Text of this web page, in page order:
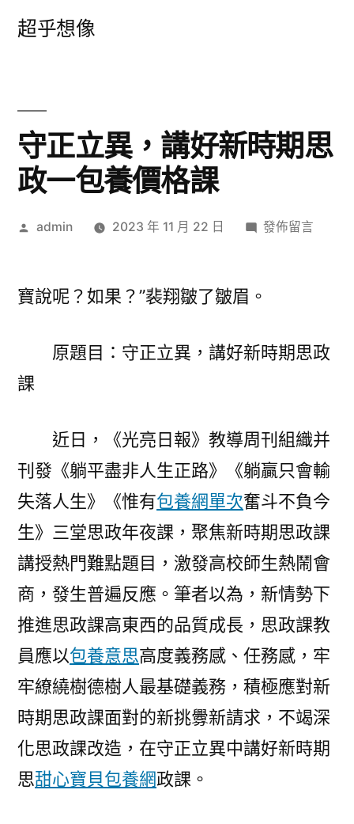
超乎想像
守正立異，講好新時期思
政一包養價格課
作
admin 2023 年 11 月 22 日
在
好
思
政
一
包
養
價
課〉
發佈留言
寶說呢？如果？”裴翔皺了皺眉。
原題目：守正立異，講好新時期思政
課
近日，《光亮日報》教導周刊組織并
刊發《躺平盡非人生正路》《躺贏只會輸
失落人生》《惟有包養網單次奮斗不負今
生》三堂思政年夜課，聚焦新時期思政課
講授熱門難點題目，激發高校師生熱鬧會
商，發生普遍反應。筆者以為，新情勢下
推進思政課高東西的品質成長，思政課教
員應以包養意思高度義務感、任務感，牢
牢繚繞樹德樹人最基礎義務，積極應對新
時期思政課面對的新挑釁新請求，不竭深
化思政課改造，在守正立異中講好新時期
思甜心寶貝包養網政課。